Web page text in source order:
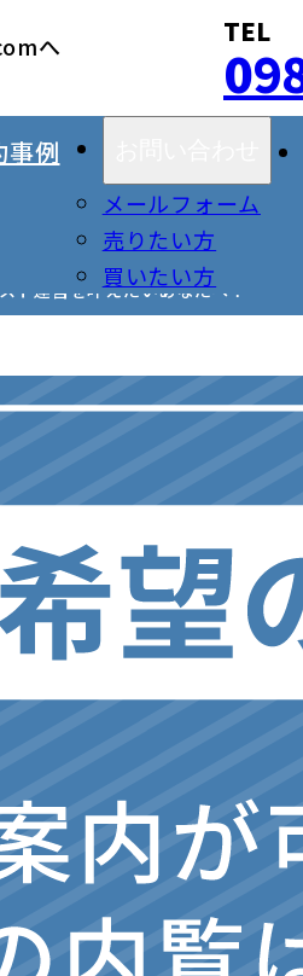
へ
TEL
事例
メールフォーム
売りたい方
買いたい方
ト運営を叶えたいあなたへ！